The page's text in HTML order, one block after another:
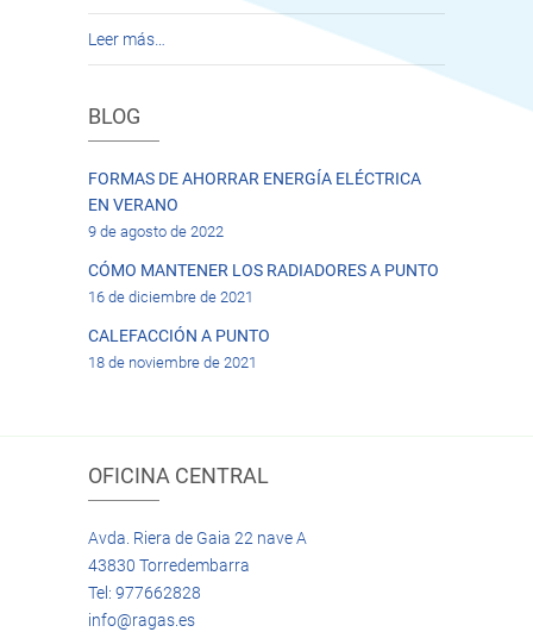
Leer más…
BLOG
FORMAS DE AHORRAR ENERGÍA ELÉCTRICA
EN VERANO
9 de agosto de 2022
CÓMO MANTENER LOS RADIADORES A PUNTO
16 de diciembre de 2021
CALEFACCIÓN A PUNTO
18 de noviembre de 2021
OFICINA CENTRAL
Avda. Riera de Gaia 22 nave A
43830 Torredembarra
Tel: 977662828
info@ragas.es